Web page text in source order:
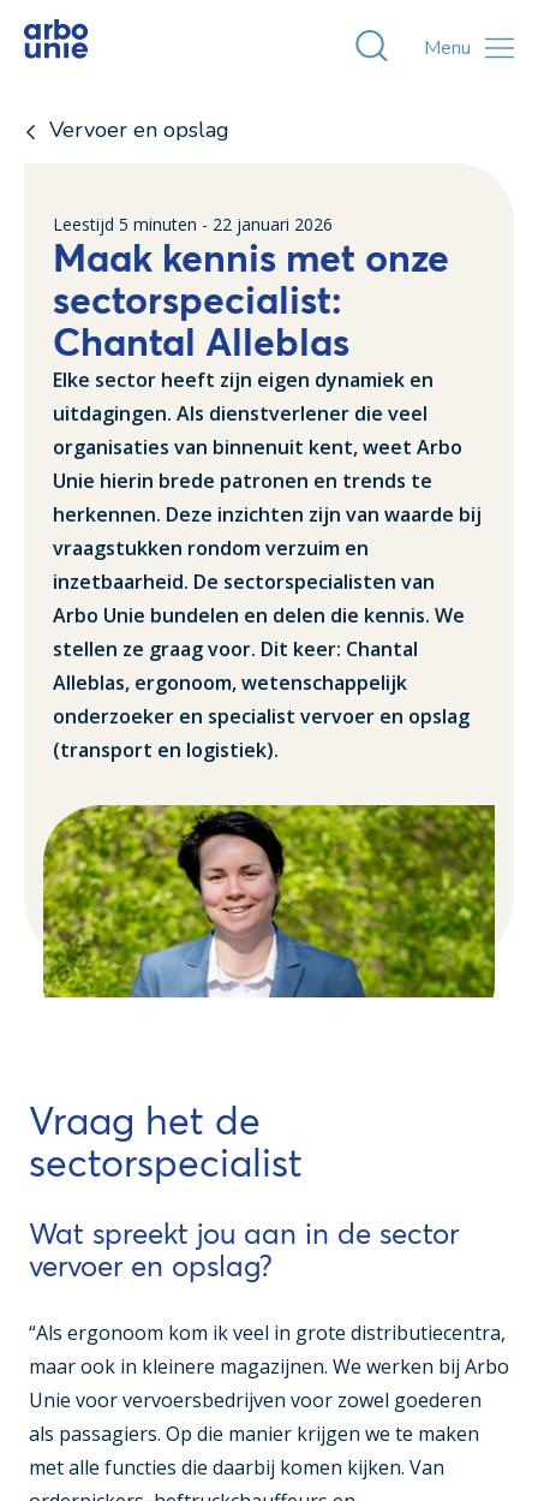
Toggle
Menu
Vervoer en opslag
Leestijd 5 minuten - 22 januari 2026
Maak kennis met onze
sectorspecialist:
Chantal Alleblas
Elke sector heeft zijn eigen dynamiek en
uitdagingen. Als dienstverlener die veel
organisaties van binnenuit kent, weet Arbo
Unie hierin brede patronen en trends te
herkennen. Deze inzichten zijn van waarde bij
vraagstukken rondom verzuim en
inzetbaarheid. De sectorspecialisten van
Arbo Unie bundelen en delen die kennis. We
stellen ze graag voor. Dit keer: Chantal
Alleblas, ergonoom, wetenschappelijk
onderzoeker en specialist vervoer en opslag
(transport en logistiek).
Vraag het de
sectorspecialist
Wat spreekt jou aan in de sector
vervoer en opslag?
“Als ergonoom kom ik veel in grote distributiecentra,
maar ook in kleinere magazijnen. We werken bij Arbo
Unie voor vervoersbedrijven voor zowel goederen
als passagiers. Op die manier krijgen we te maken
met alle functies die daarbij komen kijken. Van